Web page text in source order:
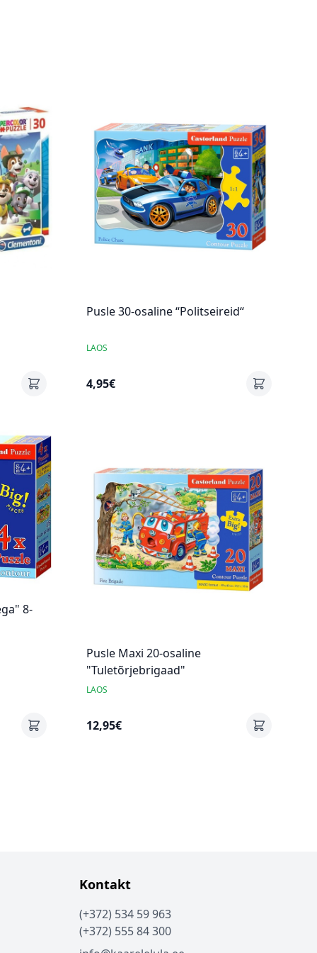
Pusle 30-osaline “Politseireid“
LAOS
4,95€
8-
Pusle Maxi 20-osaline
"Tuletõrjebrigaad"
LAOS
12,95€
Kontakt
(+372) 534 59 963
(+372) 555 84 300